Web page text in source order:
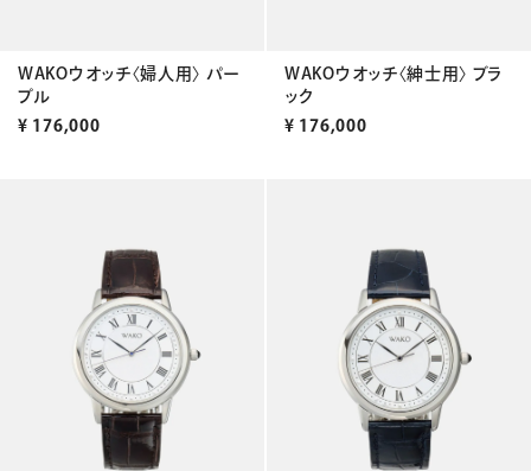
WAKOウオッチ〈婦人用〉 パー
プル
¥ 176,000
WAKOウオッチ〈紳士用〉 ブラ
ック
¥ 176,000